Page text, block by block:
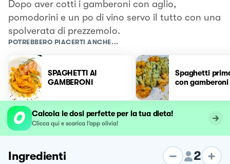
Dopo aver cotti i gamberoni con aglio,
pomodorini e un po di vino servo il tutto con una
spolverata di prezzemolo.
POTREBBERO PIACERTI ANCHE...
SPAGHETTI AI
GAMBERONI
Spaghetti
con gamberoni
Calcola le dosi perfette per la tua dieta!
Clicca qui e scarica l’app olivia!
Ingredienti 2